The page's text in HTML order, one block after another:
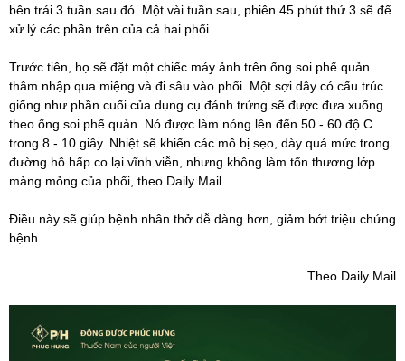
bên trái 3 tuần sau đó. Một vài tuần sau, phiên 45 phút thứ 3 sẽ để
xử lý các phần trên của cả hai phổi.
Trước tiên, họ sẽ đặt một chiếc máy ảnh trên ống soi phế quản
thâm nhập qua miệng và đi sâu vào phổi. Một sợi dây có cấu trúc
giống như phần cuối của dụng cụ đánh trứng sẽ được đưa xuống
theo ống soi phế quản. Nó được làm nóng lên đến 50 - 60 độ C
trong 8 - 10 giây. Nhiệt sẽ khiến các mô bị sẹo, dày quá mức trong
đường hô hấp co lại vĩnh viễn, nhưng không làm tổn thương lớp
màng mỏng của phổi, theo Daily Mail.
Điều này sẽ giúp bệnh nhân thở dễ dàng hơn, giảm bớt triệu chứng
bệnh.
Theo Daily Mail